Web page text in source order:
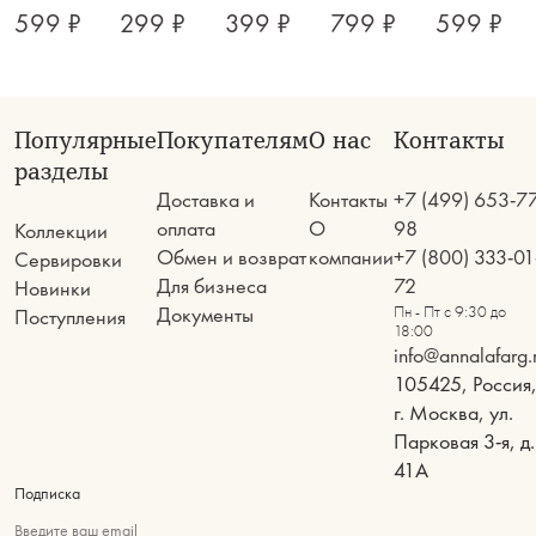
599 ₽ 299 ₽ 399 ₽ 799 ₽ 599 ₽
Популярные
разделы
Коллекции
Сервировки
Новинки
Поступления
Покупателям
Доставка и
оплата
Обмен и возврат
Для бизнеса
Документы
О нас
Контакты
О
компании
Контакты
+7 (499) 653-
98
+7 (800) 333-
72
Пн - Пт с 9:30 до
18:00
105425, Россия,
г. Москва, ул.
Парковая 3-я, д.
41А
Подписка
Введите ваш email